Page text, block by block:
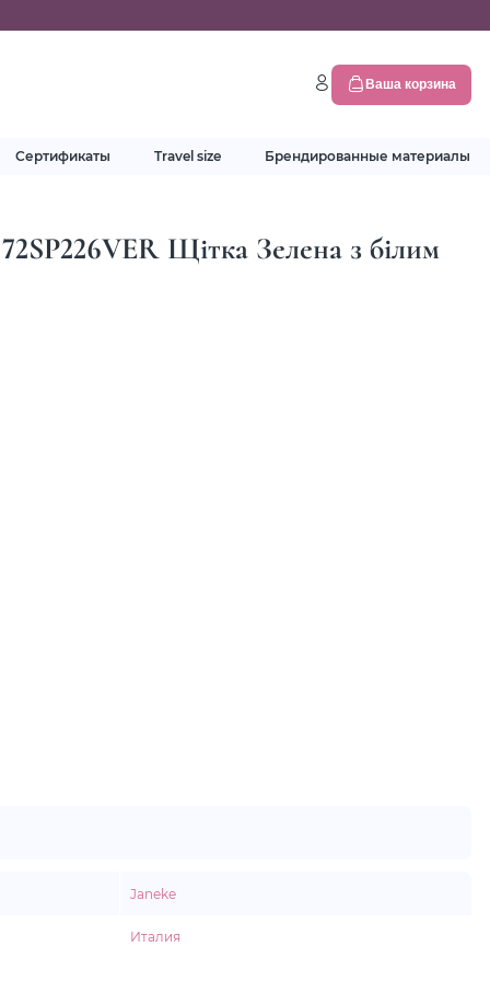
Ваша корзина
Сертификаты Travel size Брендированные материалы
Щітка Зелена з білим
Janeke
Италия